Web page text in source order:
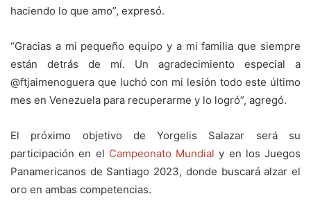
haciendo lo que amo”, expresó.
“Gracias a mi pequeño equipo y a mi familia que siempre
están detrás de mí. Un agradecimiento especial a
@ftjaimenoguera que luchó con mi lesión todo este último
mes en Venezuela para recuperarme y lo logró”, agregó.
El próximo objetivo de Yorgelis Salazar será su
participación en el Campeonato Mundial y en los Juegos
Panamericanos de Santiago 2023, donde buscará alzar el
oro en ambas competencias.